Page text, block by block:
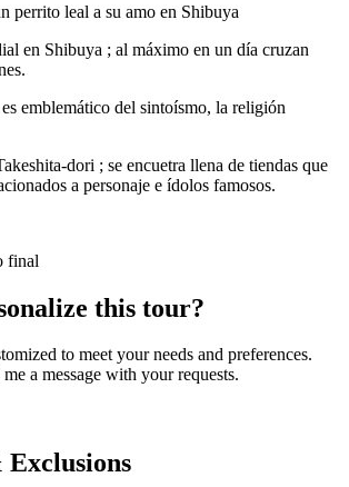
perrito leal a su amo en Shibuya
en Shibuya ; al máximo en un día cruzan
emblemático del sintoísmo, la religión
dori ; se encuetra llena de tiendas que
a personaje e ídolos famosos.
final
this tour?
to meet your needs and preferences.
a message with your requests.